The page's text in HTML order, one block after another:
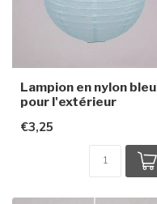
Lampion en nylon bleu
pour l'extérieur
€3,25